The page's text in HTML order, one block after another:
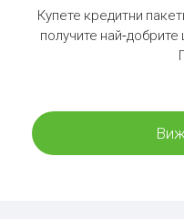
Купете кредитни
получите най-